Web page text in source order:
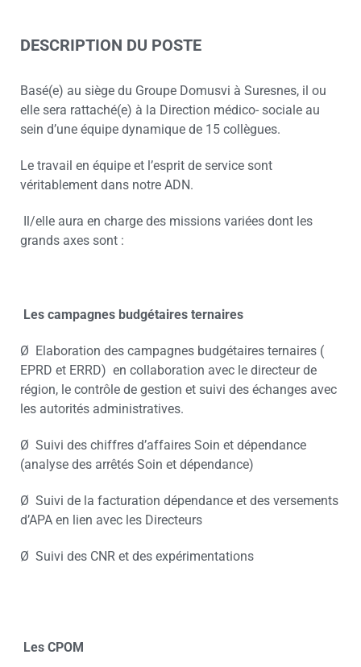
DESCRIPTION DU POSTE
Basé(e) au siège du Groupe Domusvi à Suresnes, il ou
elle sera rattaché(e) à la Direction médico- sociale au
sein d’une équipe dynamique de 15 collègues.
Le travail en équipe et l’esprit de service sont
véritablement dans notre ADN.
Il/elle aura en charge des missions variées dont les
grands axes sont :
Les campagnes budgétaires ternaires
Ø Elaboration des campagnes budgétaires ternaires (
EPRD et ERRD) en collaboration avec le directeur de
région, le contrôle de gestion et suivi des échanges avec
les autorités administratives.
Ø Suivi des chiffres d’affaires Soin et dépendance
(analyse des arrêtés Soin et dépendance)
Ø Suivi de la facturation dépendance et des versements
d’APA en lien avec les Directeurs
Ø Suivi des CNR et des expérimentations
Les CPOM